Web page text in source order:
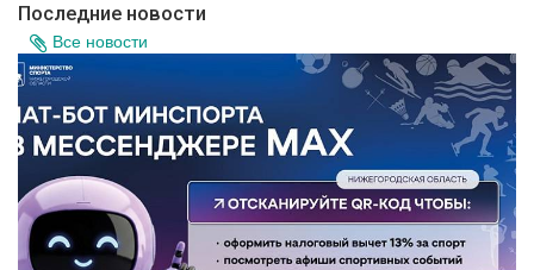
Последние новости
Все новости